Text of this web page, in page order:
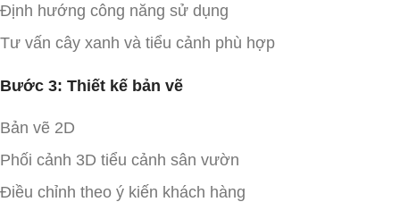
Định hướng công năng sử dụng
Tư vấn cây xanh và tiểu cảnh phù hợp
Bước 3: Thiết kế bản vẽ
Bản vẽ 2D
Phối cảnh 3D tiểu cảnh sân vườn
Điều chỉnh theo ý kiến khách hàng